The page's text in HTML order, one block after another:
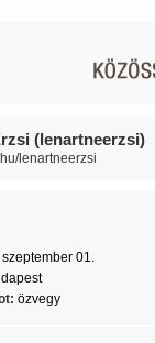
(lenartneerzsi)
lenartneerzsi
szeptember 01.
özvegy